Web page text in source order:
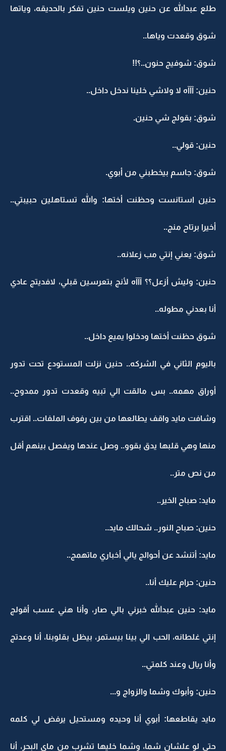
طلع عبدالله عن حنين ويلست حنين تفكر بالحديقه، وياتها
شوق وقعدت وياها..
شوق: شوفيج حنون..؟!!
حنين: آآآه لا ولاشي خلينا ندخل داخل..
شوق: بقولج شي حنين.
حنين: قولي..
شوق: جاسم بيخطبني من أبوي.
حنين استانست وحظنت أختها: والله تستاهلين حبيبتي..
أخيرا برتاح منج..
شوق: يعني إنتي مب زعلانه..
حنين: وليش أزعل؟؟ آآآه لأنج بتعرسين قبلي، لافديتج عادي
أنا بعدني مطوله..
شوق حظنت أختها ودخلوا يميع داخل..
باليوم الثاني في الشركه.. حنين نزلت المستودع تحت تدور
أوراق مهمه.. بس مالقت الي تبيه وقعدت تدور ممدوح..
وشافت مايد واقف يطالعها من بين رفوف الملفات.. اقترب
منها وهي قلبها يدق بقوو.. وصل عندها ويفصل بينهم أقل
من نص متر..
مايد: صباح الخير..
حنين: صباح النور.. شحالك مايد..
مايد: أتنشد عن أحوالج يالي أخباري ماتهمج..
حنين: حرام عليك أنا..
مايد: حنين عبدالله خبرني بالي صار، وأنا هني عسب أقولج
إنتي غلطانه، الحب الي بينا بيستمر، بيظل بقلوبنا، أنا وعدتج
وأنا ريال وعند كلمتي..
حنين: وأبوك وشما والزواج و...
مايد يقاطعها: أبوي أنا وحيده ومستحيل يرفض لي كلمه
حتى لو علشان شما، وشما خليها تشرب من ماي البحر، أنا